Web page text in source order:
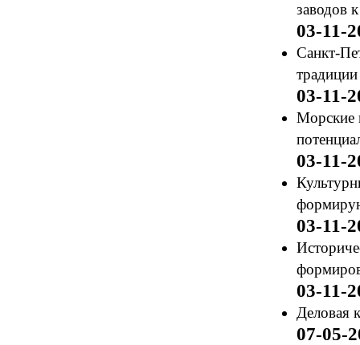
заводов
03-11-
Санкт-
03-11-
Морские
03-11-
03-11-
03-11-
Деловая
07-05-